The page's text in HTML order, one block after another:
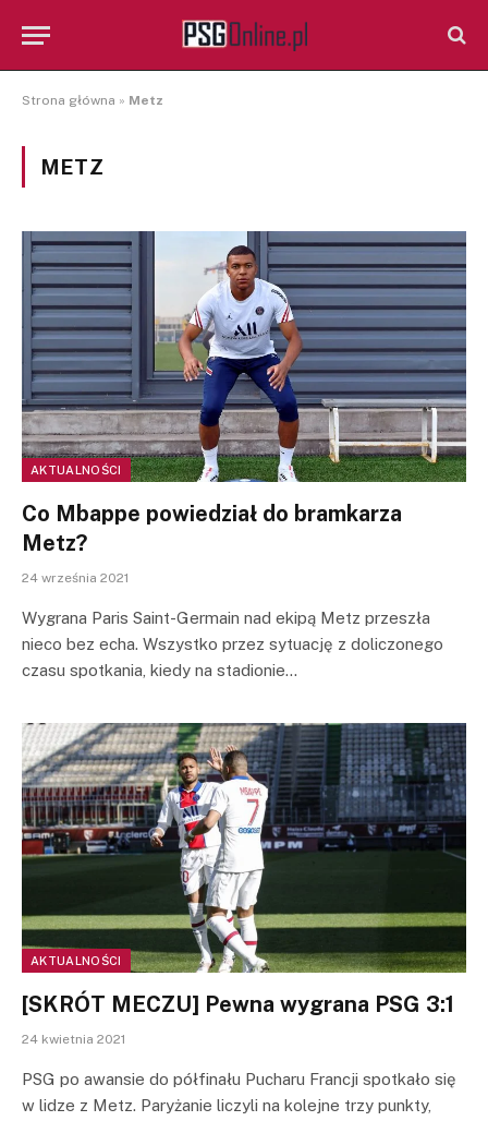
Strona główna » Metz
METZ
AKTUALNOŚCI
Co Mbappe powiedział do bramkarza
Metz?
24 września 2021
Wygrana Paris Saint-Germain nad ekipą Metz przeszła
nieco bez echa. Wszystko przez sytuację z doliczonego
czasu spotkania, kiedy na stadionie…
AKTUALNOŚCI
[SKRÓT MECZU] Pewna wygrana PSG 3:1
24 kwietnia 2021
PSG po awansie do półfinału Pucharu Francji spotkało się
w lidze z Metz. Paryżanie liczyli na kolejne trzy punkty,